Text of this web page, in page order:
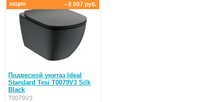
Подвесной унитаз Ideal
Standard Tesi T0079V3 Silk
Black
T0079V3
– 8 007 руб.
АКЦИЯ